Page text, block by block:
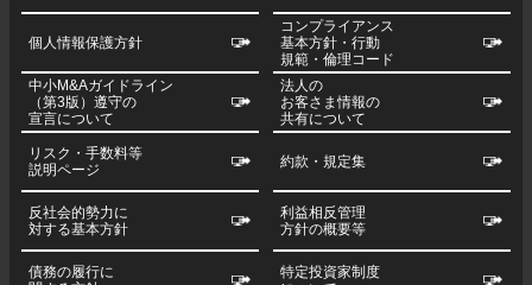
個人情報保護方針
コンプライアンス
基本方針・行動
規範・倫理コード
中小M&Aガイドライン
（第3版）遵守の
宣言について
法人の
お客さま情報の
共有について
リスク・手数料等
説明ページ
約款・規定集
反社会的勢力に
対する基本方針
利益相反管理
方針の概要等
債務の履行に
特定投資家制度